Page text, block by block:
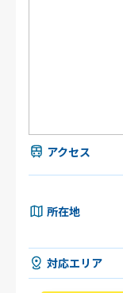
アクセス
所在地
対応エリア